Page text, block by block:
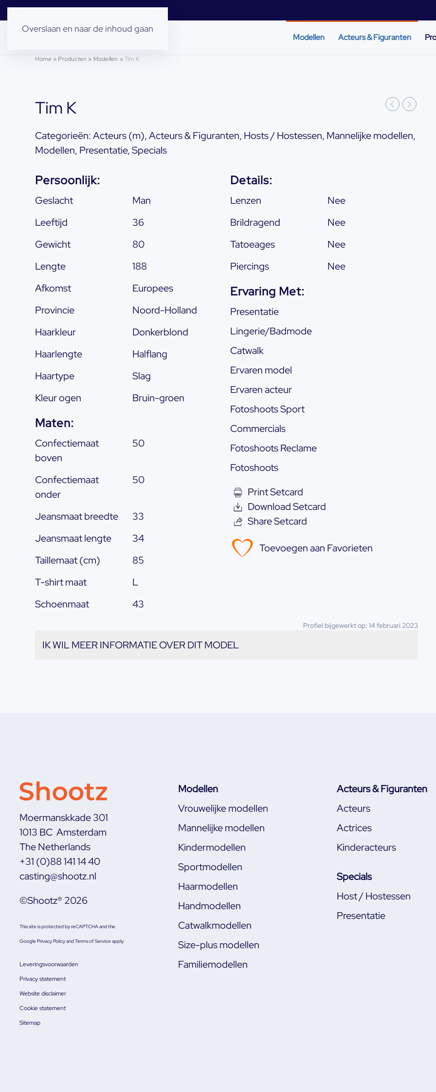
Overslaan en naar de inhoud gaan
Modellen Acteurs & Figuranten
Home» Producten » Modellen »Tim K
Tim K
Categorieën:Acteurs (m),Acteurs & Figuranten, Hosts / Hostessen, Mannelijke modellen,
Modellen, Presentatie,Specials
Persoonlijk:
Geslacht
Man
Leeftijd
36
Gewicht
80
Lengte
188
Afkomst
Europees
Provincie
Noord-Holland
Haarkleur
Donkerblond
Haarlengte
Halflang
Haartype
Slag
Kleur ogen
Bruin-groen
Maten:
Confectiemaat
boven
50
Confectiemaat
onder
50
Jeansmaat breedte
33
Jeansmaat lengte
34
Taillemaat (cm)
85
T-shirt maat
L
Schoenmaat
43
Details:
Lenzen
Nee
Brildragend
Nee
Tatoeages
Nee
Piercings
Nee
Ervaring Met:
Presentatie
Lingerie/Badmode
Catwalk
Ervaren model
Ervaren acteur
Fotoshoots Sport
Commercials
Fotoshoots Reclame
Fotoshoots
Print Setcard
Download Setcard
Share Setcard
Toevoegen aan Favorieten
Profiel bijgewerkt op: 14 februari 2023
IK WIL MEER INFORMATIE OVER DIT MODEL
Moermanskkade 301
1013 BC Amsterdam
The Netherlands
+31 (0)88 141 14 40
casting@shootz.nl
©Shootz® 2026
This site is protected by reCAPTCHA and the
GooglePrivacy PolicyandTerms of Serviceapply.
Leveringsvoorwaarden
Privacy statement
Website disclaimer
Cookie statement
Sitemap
Modellen
Vrouwelijke modellen
Mannelijke modellen
Kindermodellen
Sportmodellen
Haarmodellen
Handmodellen
Catwalkmodellen
Size-plus modellen
Familiemodellen
Acteurs & Figuranten
Acteurs
Actrices
Kinderacteurs
Specials
Host / Hostessen
Presentatie